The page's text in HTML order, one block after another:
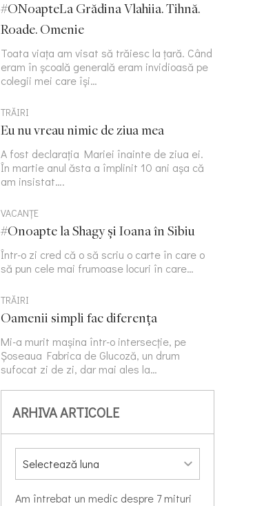
#ONoapteLa Grădina Vlahiia. Tihnă.
Roade. Omenie
Toata viața am visat să trăiesc la țară. Când
eram în școală generală eram invidioasă pe
colegii mei care își…
TRĂIRI
Eu nu vreau nimic de ziua mea
A fost declarația Mariei înainte de ziua ei.
În martie anul ăsta a împlinit 10 ani așa că
am insistat….
VACANȚE
#Onoapte la Shagy și Ioana în Sibiu
Într-o zi cred că o să scriu o carte în care o
să pun cele mai frumoase locuri în care…
TRĂIRI
Oamenii simpli fac diferența
Mi-a murit mașina într-o intersecție, pe
Șoseaua Fabrica de Glucoză, un drum
sufocat zi de zi, dar mai ales la…
ARHIVA ARTICOLE
Am întrebat un medic despre 7 mituri